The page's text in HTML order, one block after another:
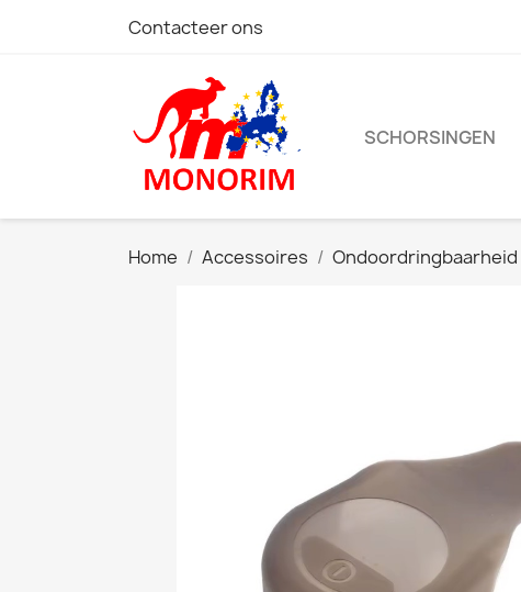
Contacteer ons
SCHORSINGEN
Home Accessoires Ondoordringbaarheid